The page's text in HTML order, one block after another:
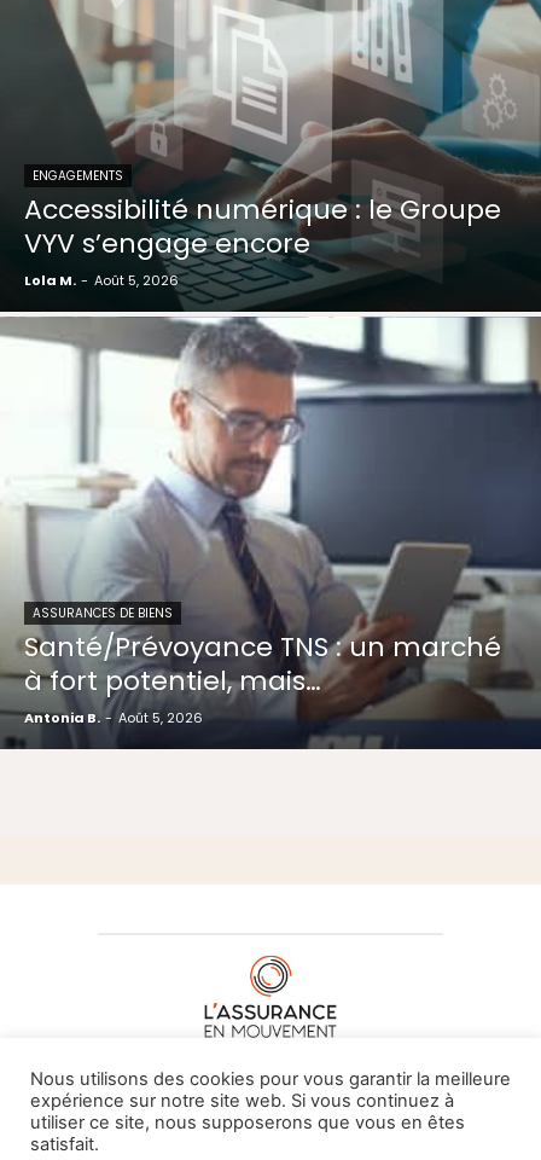
ENGAGEMENTS
Accessibilité numérique : le Groupe
VYV s’engage encore
Lola M. - Août 5, 2026
ASSURANCES DE BIENS
Santé/Prévoyance TNS : un marché
à fort potentiel, mais…
Antonia B. - Août 5, 2026
À PROPOS DE NOUS•CONTACT
Nous utilisons des cookies pour vous garantir la meilleure
expérience sur notre site web. Si vous continuez à
utiliser ce site, nous supposerons que vous en êtes
satisfait.